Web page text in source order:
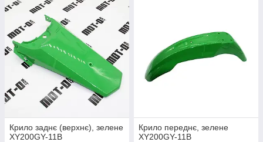
Крило заднє (верхнє), зелене
XY200GY-11B
Крило переднє, зелене
XY200GY-11B